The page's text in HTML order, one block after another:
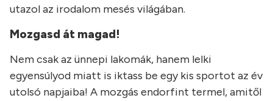
utazol az irodalom mesés világában.
Mozgasd át magad!
Nem csak az ünnepi lakomák, hanem lelki
egyensúlyod miatt is iktass be egy kis sportot az év
utolsó napjaiba! A mozgás endorfint termel, amitől